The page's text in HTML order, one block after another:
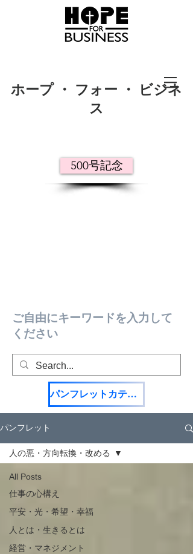
ホープ ・ フォー ・ ビジネ
ス
500号記念
ご自由にキーワードを入力して
ください
パンフレットカテゴリ一覧
パンフレット
All Posts
仕事の心構え
平安・光・希望・幸福
人とは・生きるとは
経営・マネジメント
人の悪・方向転換・改める